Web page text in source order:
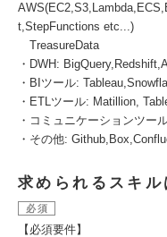
t,StepFunctions etc...)
TreasureData
・DWH:
・BIツール:
・ETLツール: Matillion,
・コミュニケーションツー
・その他:
求められるスキル
必須
【必須要件】